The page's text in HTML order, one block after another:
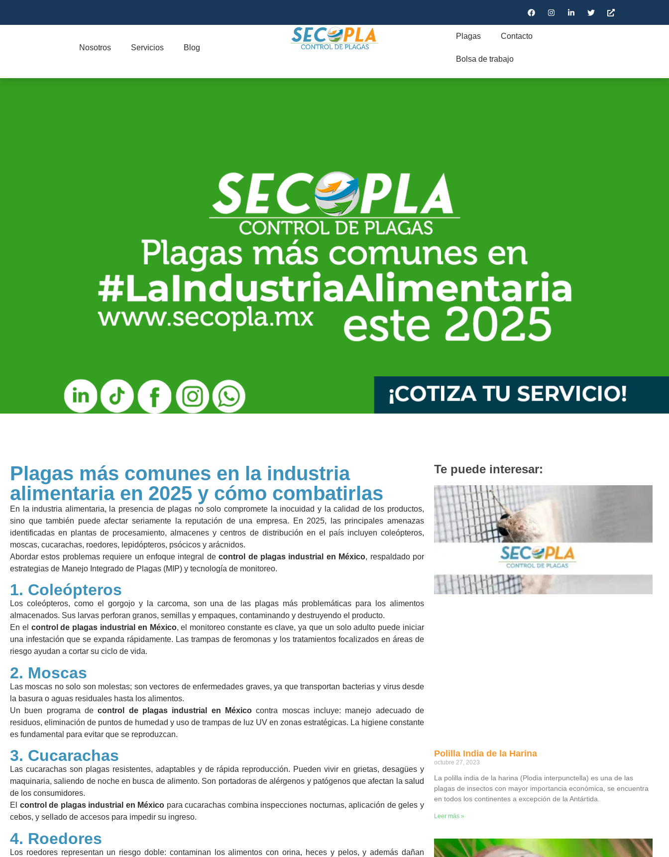
Nosotros Servicios Blog
Plagas Contacto
Bolsa de trabajo
Plagas más comunes en la industria
alimentaria en 2025 y cómo combatirlas
En la industria alimentaria, la presencia de plagas no solo compromete la inocuidad y la calidad de los productos,
sino que también puede afectar seriamente la reputación de una empresa. En 2025, las principales amenazas
identificadas en plantas de procesamiento, almacenes y centros de distribución en el país incluyen coleópteros,
moscas, cucarachas, roedores, lepidópteros, psócicos y arácnidos.
Abordar estos problemas requiere un enfoque integral decontrol de plagas industrial en México, respaldado por
estrategias de Manejo Integrado de Plagas (MIP) y tecnología de monitoreo.
1. Coleópteros
Los coleópteros, como el gorgojo y la carcoma, son una de las plagas más problemáticas para los alimentos
almacenados. Sus larvas perforan granos, semillas y empaques, contaminando y destruyendo el producto.
En el control de plagas industrial en México, el monitoreo constante es clave, ya que un solo adulto puede iniciar
una infestación que se expanda rápidamente. Las trampas de feromonas y los tratamientos focalizados en áreas de
riesgo ayudan a cortar su ciclo de vida.
2. Moscas
Las moscas no solo son molestas; son vectores de enfermedades graves, ya que transportan bacterias y virus desde
la basura o aguas residuales hasta los alimentos.
Un buen programa decontrol de plagas industrial en México contra moscas incluye: manejo adecuado de
residuos, eliminación de puntos de humedad y uso de trampas de luz UV en zonas estratégicas. La higiene constante
es fundamental para evitar que se reproduzcan.
3. Cucarachas
Las cucarachas son plagas resistentes, adaptables y de rápida reproducción. Pueden vivir en grietas, desagües y
maquinaria, saliendo de noche en busca de alimento. Son portadoras de alérgenos y patógenos que afectan la salud
de los consumidores.
El control de plagas industrial en México para cucarachas combina inspecciones nocturnas, aplicación de geles y
cebos, y sellado de accesos para impedir su ingreso.
4. Roedores
Los roedores representan un riesgo doble: contaminan los alimentos con orina, heces y pelos, y además dañan
Te puede interesar:
Polilla India de la Harina
octubre 27, 2023
La polilla india de la harina (Plodia interpunctella) es una de las
plagas de insectos con mayor importancia económica, se encuentra
en todos los continentes a excepción de la Antártida.
Leer más »